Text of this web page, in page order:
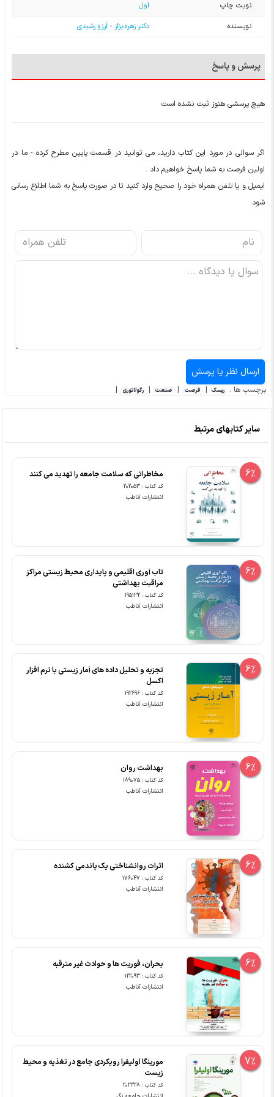
نوبت چاپ
اول
نویسنده
دکتر زهره بزاز - آرزو رشیدی
پرسش و پاسخ
هیچ پرسشی هنوز ثبت نشده است
اگر سوالی در مورد این کتاب دارید، می توانید در قسمت پایین مطرح کرده - ما در
اولین فرصت به شما پاسخ خواهیم داد .
ایمیل و یا تلفن همراه خود را صحیح وارد کنید تا در صورت پاسخ به شما اطلاع رسانی
شود
برچسب ها : ریسک | فرصت | صنعت | رگولاتوری |
سایر کتابهای مرتبط
6% مخاطراتی که سلامت جامعه را تهدید می کنند
کد کتاب : 202053
انتشارات آناطب
6%
تاب آوری اقلیمی و پایداری محیط زیستی مراکز
مراقبت بهداشتی
کد کتاب : 195132
انتشارات آناطب
6%
تجزیه و تحلیل داده های آمار زیستی با نرم افزار
اکسل
کد کتاب : 192696
انتشارات آناطب
6% بهداشت روان
کد کتاب : 189075
انتشارات آناطب
6% اثرات روانشناختی یک پاندمی کشنده
کد کتاب : 176047
انتشارات آناطب
6% بحران، فوریت ها و حوادث غیر مترقبه
کد کتاب : 122093
انتشارات آناطب
7%
مورینگا اولیفرا رویکردی جامع در تغذیه و محیط
زیست
کد کتاب : 202328